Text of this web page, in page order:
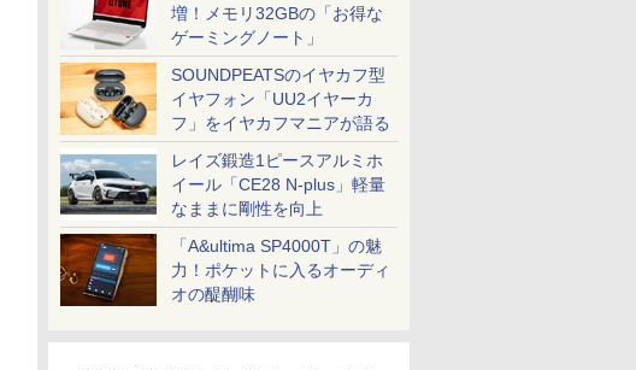
増！メモリ32GBの「お得な
ゲーミングノート」
SOUNDPEATSのイヤカフ型
イヤフォン「UU2イヤーカ
フ」をイヤカフマニアが語る
レイズ鍛造1ピースアルミホ
イール「CE28 N-plus」軽量
なままに剛性を向上
「A&ultima SP4000T」の魅
力！ポケットに入るオーディ
オの醍醐味